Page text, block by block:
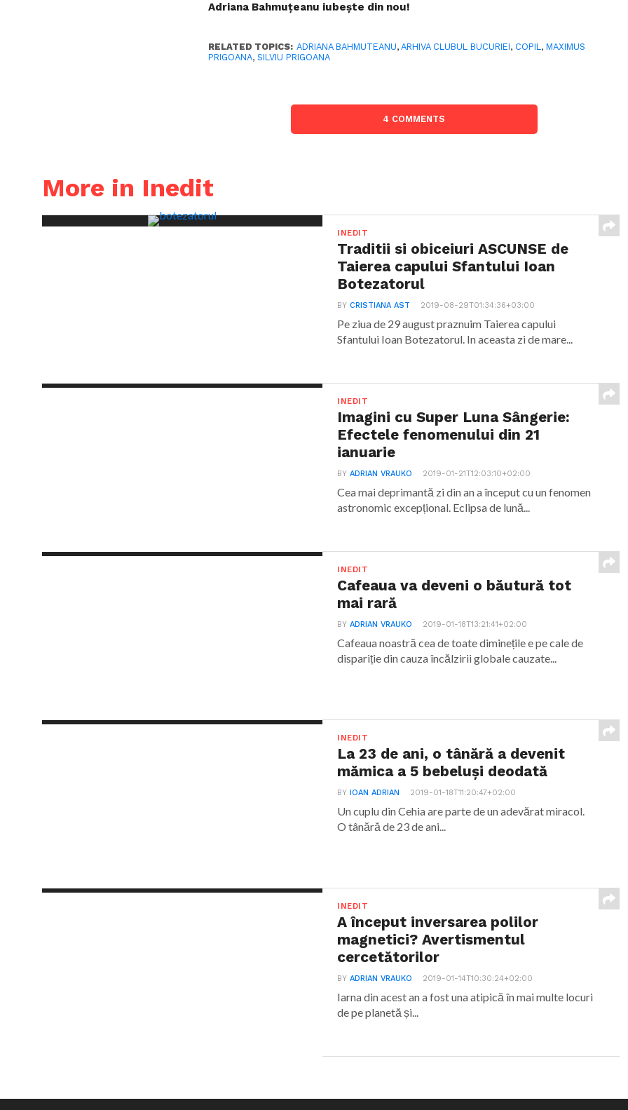
Adriana Bahmuțeanu iubește din nou!
RELATED TOPICS: ADRIANA BAHMUTEANU,ARHIVA CLUBUL BUCURIEI, COPIL,MAXIMUS
PRIGOANA,SILVIU PRIGOANA
4 COMMENTS
More in Inedit
INEDIT
Traditii si obiceiuri ASCUNSE de
Taierea capului Sfantului Ioan
Botezatorul
BYCRISTIANA AST 2019-08-29T01:34:36+03:00
Pe ziua de 29 august praznuim Taierea capului
Sfantului Ioan Botezatorul. In aceasta zi de mare...
INEDIT
Imagini cu Super Luna Sângerie:
Efectele fenomenului din 21
ianuarie
BYADRIAN VRAUKO 2019-01-21T12:03:10+02:00
Cea mai deprimantă zi din an a început cu un fenomen
astronomic excepțional. Eclipsa de lună...
INEDIT
Cafeaua va deveni o băutură tot
mai rară
BYADRIAN VRAUKO 2019-01-18T13:21:41+02:00
Cafeaua noastră cea de toate diminețile e pe cale de
dispariție din cauza încălzirii globale cauzate...
INEDIT
La 23 de ani, o tânără a devenit
mămica a 5 bebeluși deodată
BYIOAN ADRIAN 2019-01-18T11:20:47+02:00
Un cuplu din Cehia are parte de un adevărat miracol.
O tânără de 23 de ani...
INEDIT
A început inversarea polilor
magnetici? Avertismentul
cercetătorilor
BYADRIAN VRAUKO 2019-01-14T10:30:24+02:00
Iarna din acest an a fost una atipică în mai multe locuri
de pe planetă și...